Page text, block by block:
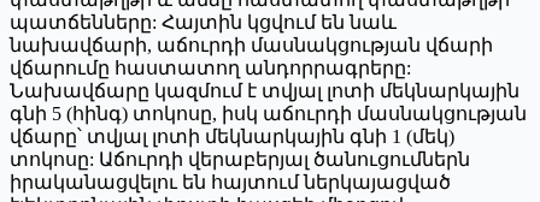
պատճենները: Հայտին կցվում են նաև
նախավճարի, աճուրդի մասնակցության վճարի
վճարումը հաստատող անդորրագրերը:
Նախավճարը կազմում է տվյալ լոտի մեկնարկային
գնի 5 (հինգ) տոկոսը, իսկ աճուրդի մասնակցության
վճարը՝ տվյալ լոտի մեկնարկային գնի 1 (մեկ)
տոկոսը: Աճուրդի վերաբերյալ ծանուցումներն
իրականացվելու են հայտում ներկայացված